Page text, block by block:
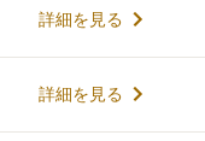
詳細を見る
詳細を見る